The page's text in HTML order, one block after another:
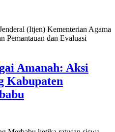
(Itjen) Kementerian Agama
Pemantauan dan Evaluasi
Amanah: Aksi
Kabupaten